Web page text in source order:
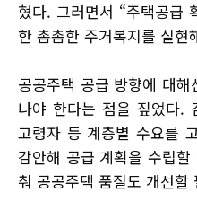
혔다. 그러면서 “주택공급
한 촘촘한 주거복지를 실현
공공주택 공급 방향에 대
나야 한다는 점을 짚었다.
고령자 등 계층별 수요를
감안해 공급 계획을 수립
춰 공공주택 품질도 개선할